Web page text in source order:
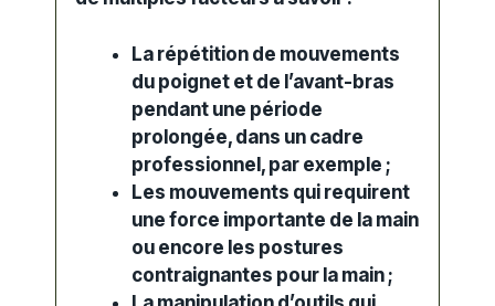
La répétition de mouvements
du poignet et de l’avant-bras
pendant une période
prolongée, dans un cadre
professionnel, par exemple ;
Les mouvements qui requirent
une force importante de la main
ou encore les postures
contraignantes pour la main ;